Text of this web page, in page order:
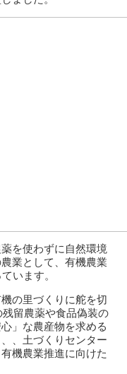
を使わずに自然環境
業として、有機農業
います。
の里づくりに舵を切
留農薬や食品偽装の
」な農産物を求める
、土づくりセンター
機農業推進に向けた